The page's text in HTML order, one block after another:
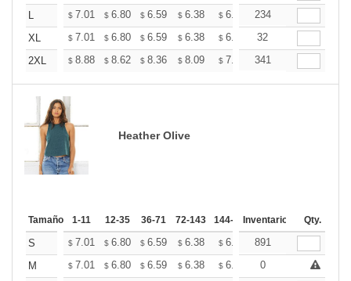
L
$ 7.01 $ 6.80 $ 6.59 $ 6.38 $ 6.18 $6.07
234
XL
$ 7.01 $ 6.80 $ 6.59 $ 6.38 $ 6.18 $6.07
32
2XL
$ 8.88 $ 8.62 $ 8.36 $ 8.09 $ 7.83 $7.70
341
Heather Olive
Tamaño 1-11 12-35 36-71 72-143 144-287 288 + Mas
Inventario Qty.
S $ 7.01 $ 6.80 $ 6.59 $ 6.38 $ 6.18 $6.07
891
M
$ 7.01 $ 6.80 $ 6.59 $ 6.38 $ 6.18 $ +
0